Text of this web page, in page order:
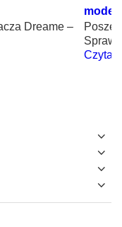
Dreame –
model
Czytaj